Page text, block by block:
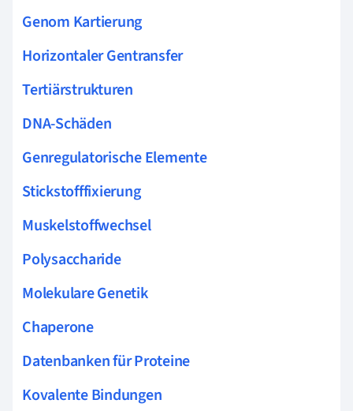
Genom Kartierung
Horizontaler Gentransfer
Tertiärstrukturen
DNA-Schäden
Genregulatorische Elemente
Stickstofffixierung
Muskelstoffwechsel
Polysaccharide
Molekulare Genetik
Chaperone
Datenbanken für Proteine
Kovalente Bindungen